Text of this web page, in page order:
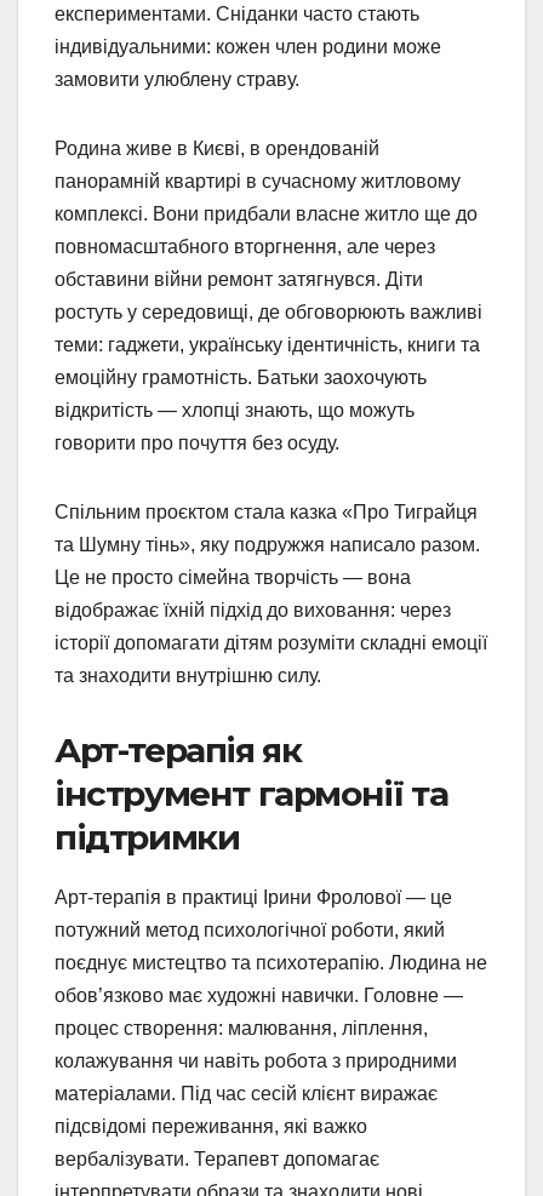
експериментами. Сніданки часто стають
індивідуальними: кожен член родини може
замовити улюблену страву.
Родина живе в Києві, в орендованій
панорамній квартирі в сучасному житловому
комплексі. Вони придбали власне житло ще до
повномасштабного вторгнення, але через
обставини війни ремонт затягнувся. Діти
ростуть у середовищі, де обговорюють важливі
теми: гаджети, українську ідентичність, книги та
емоційну грамотність. Батьки заохочують
відкритість — хлопці знають, що можуть
говорити про почуття без осуду.
Спільним проєктом стала казка «Про Тиграйця
та Шумну тінь», яку подружжя написало разом.
Це не просто сімейна творчість — вона
відображає їхній підхід до виховання: через
історії допомагати дітям розуміти складні емоції
та знаходити внутрішню силу.
Арт-терапія як
інструмент гармонії та
підтримки
Арт-терапія в практиці Ірини Фролової — це
потужний метод психологічної роботи, який
поєднує мистецтво та психотерапію. Людина не
обов’язково має художні навички. Головне —
процес створення: малювання, ліплення,
колажування чи навіть робота з природними
матеріалами. Під час сесій клієнт виражає
підсвідомі переживання, які важко
вербалізувати. Терапевт допомагає
інтерпретувати образи та знаходити нові